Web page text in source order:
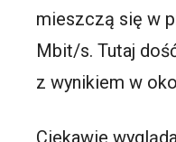
mieszczą się w
Mbit/s. Tutaj
z wynikiem w